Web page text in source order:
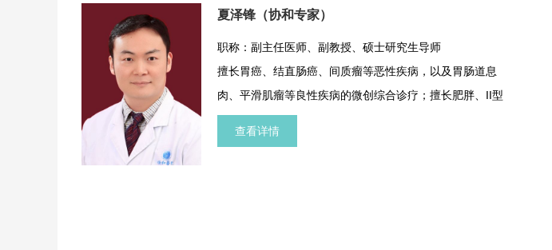
夏泽锋（协和专家）
职称：副主任医师、副教授、硕士研究生导师
擅长胃癌、结直肠癌、间质瘤等恶性疾病，以及胃肠道息
肉、平滑肌瘤等良性疾病的微创综合诊疗；擅长肥胖、II型
糖尿病的微创外科治疗。
查看详情